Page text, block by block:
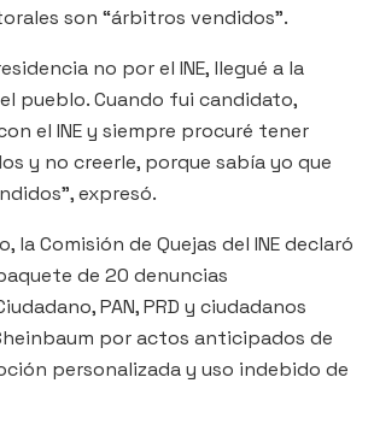
son “árbitros vendidos”.
no por el INE, llegué a la
pueblo. Cuando fui candidato,
el INE y siempre procuré tener
y no creerle, porque sabía yo que
expresó.
la Comisión de Quejas del INE declaró
de 20 denuncias
PAN, PRD y ciudadanos
por actos anticipados de
personalizada y uso indebido de